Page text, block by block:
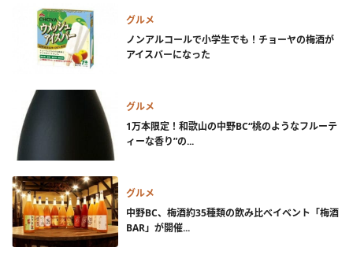
グルメ
ノンアルコールで小学生でも！チョーヤの梅酒が
アイスバーになった
グルメ
1万本限定！和歌山の中野BC“桃のようなフルーテ
ィーな香り”の...
グルメ
中野BC、梅酒約35種類の飲み比べイベント「梅酒
BAR」が開催...